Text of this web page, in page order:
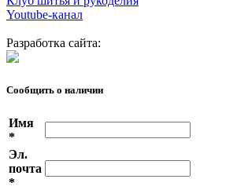
Youtube-канал
Разработка сайта:
Сообщить о наличии
Имя
*
Эл.
почта
*